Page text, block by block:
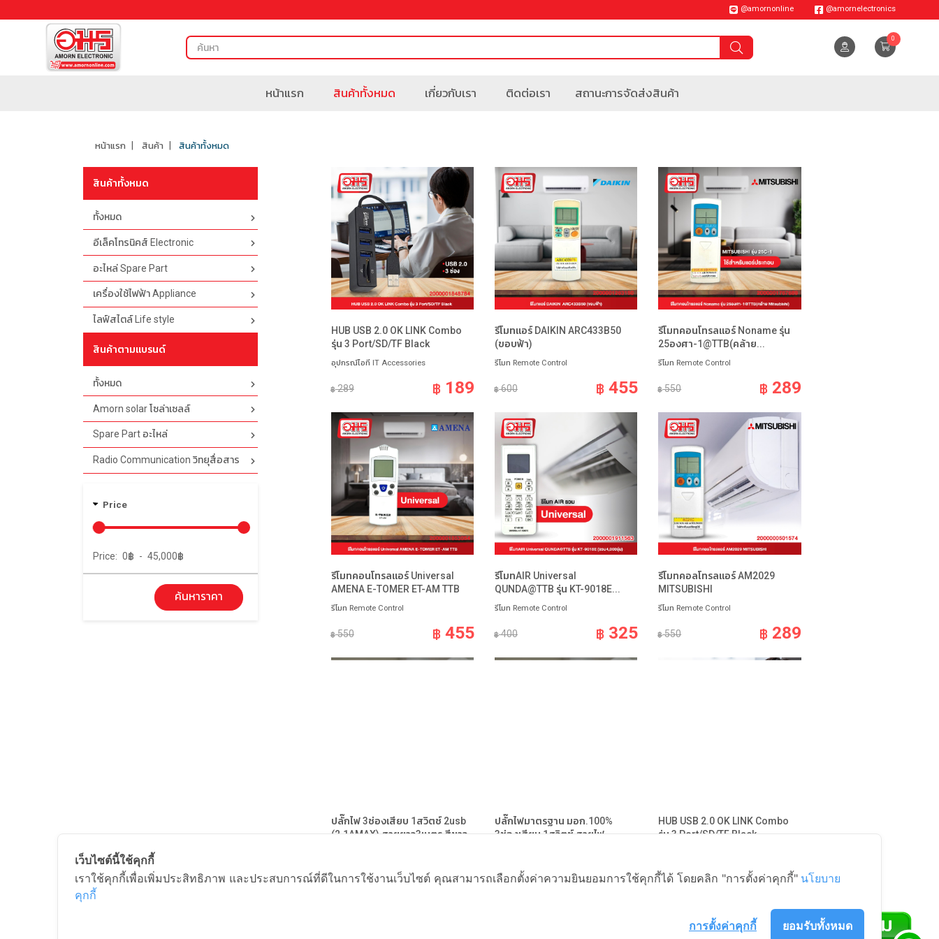
0
@amornonline @amornelectronics
หน้าแรก สินค้าทั้งหมด เกี่ยวกับเรา ติดต่อเรา สถานะการจัดส่งสินค้า
หน้าแรก สินค้า สินค้าทั้งหมด
สินค้าทั้งหมด
ทั้งหมด
อีเล็คโทรนิคส์ Electronic
อะไหล่ Spare Part
เครื่องใช้ไฟฟ้า Appliance
ไลฟ์สไตล์ Life style
สินค้าตามแบรนด์
ทั้งหมด
Amorn solar โซล่าเซลล์
Spare Part อะไหล่
Radio Communication วิทยุสื่อสาร
Price
Price: 0฿ - 45,000฿
ค้นหาราคา
HUB USB 2.0 OK LINK Combo
รุ่น 3 Port/SD/TF Black
อุปกรณ์ไอที IT Accessories
฿289 ฿ 189
รีโมทแอร์ DAIKIN ARC433B50
(ขอบฟ้า)
รีโมท Remote Control
฿600 ฿ 455
รีโมทคอนโทรลแอร์ Noname รุ่น
25องศา-1@TTB(คล้าย...
รีโมท Remote Control
฿550 ฿ 289
รีโมทคอนโทรลแอร์ Universal
AMENA E-TOMER ET-AM TTB
รีโมท Remote Control
฿550 ฿ 455
รีโมทAIR Universal
QUNDA@TTB รุ่น KT-9018E...
รีโมท Remote Control
฿400 ฿ 325
รีโมทคอลโทรลแอร์ AM2029
MITSUBISHI
รีโมท Remote Control
฿550 ฿ 289
ปลั๊กไฟ 3ช่องเสียบ 1สวิตช์ 2usb
(2.1AMAX) สายยาว3เมตร สีขาว
519
ปลั๊กไฟมาตรฐาน มอก.100%
3ช่องเสียบ 1สวิตซ์ สายไฟ
เครื่องใช้ไฟฟ้าในบ้าน Home Appliance
HUB USB 2.0 OK LINK Combo
รุ่น 3 Port/SD/TF Black
฿ 289 ฿189
เว็บไซต์นี้ใช้คุกกี้
เราใช้คุกกี้เพื่อเพิ่มประสิทธิภาพ และประสบการณ์ที่ดีในการใช้งานเว็บไซต์ คุณสามารถเลือกตั้งค่าความยินยอมการใช้คุกกี้ได้ โดยคลิก "การตั้งค่าคุกกี้" นโยบาย
คุกกี้
ยอมรับทั้งหมด
การตั้งค่าคุกกี้